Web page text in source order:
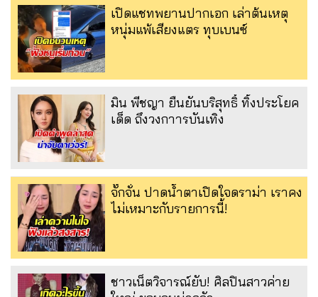
เปิดแชทพยานปากเอก เล่าต้นเหตุ
หนุ่มแพ้เสียงแตร ทุบเบนซ์
มิน พีชญา ยืนยันบริสุทธิ์ ทิ้งประโยค
เด็ด ถึงวงกาารบันเทิง
จั๊กจั่น ปาดน้ำตาเปิดใจดราม่า เราคง
ไม่เหมาะกับรายการนี้!
ชาวเน็ตวิจารณ์ยับ! ศิลปินสาวค่าย